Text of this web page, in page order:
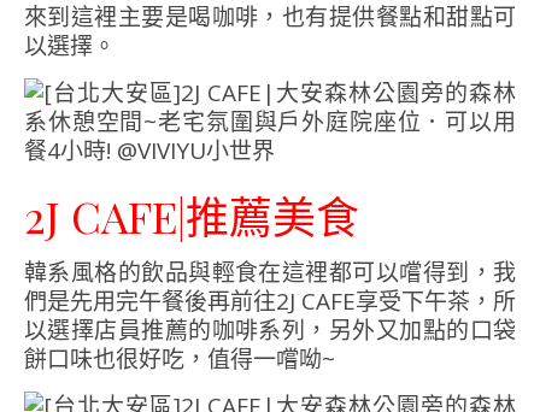
來到這裡主要是喝咖啡，也有提供餐點和甜點可
以選擇。
2J CAFE|推薦美食
韓系風格的飲品與輕食在這裡都可以嚐得到，我
們是先用完午餐後再前往2J CAFE享受下午茶，所
以選擇店員推薦的咖啡系列，另外又加點的口袋
餅口味也很好吃，值得一嚐呦~